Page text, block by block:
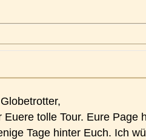
Euere tolle Tour. Eure Page
Tage hinter Euch. Ich